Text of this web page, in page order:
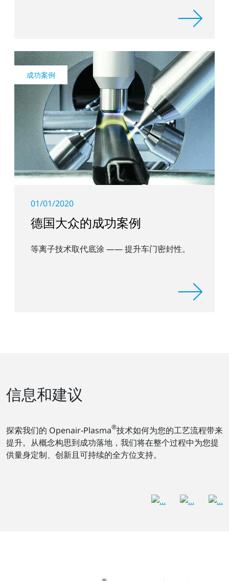
成功案例
01/01/2020
德国大众的成功案例
等离子技术取代底涂 —— 提升车门密封性。
信息和建议
探索我们的 Openair-Plasma®技术如何为您的工艺流程带来
提升。从概念构思到成功落地，我们将在整个过程中为您提
供量身定制、创新且可持续的全方位支持。